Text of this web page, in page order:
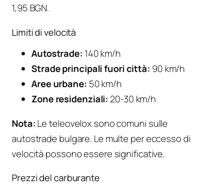
1,95 BGN.
Limiti di velocità
Autostrade: 140 km/h
Strade principali fuori città: 90 km/h
Aree urbane: 50 km/h
Zone residenziali: 20-30 km/h
Nota:Le teleovelox sono comuni sulle
autostrade bulgare. Le multe per eccesso di
velocità possono essere significative.
Prezzi del carburante